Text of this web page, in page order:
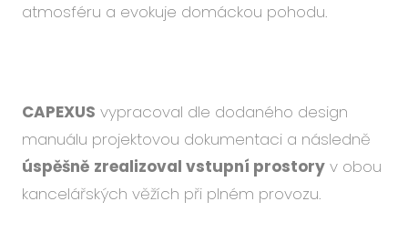
atmosféru a evokuje domáckou pohodu.
CAPEXUS vypracoval dle dodaného design
manuálu projektovou dokumentaci a následně
úspěšně zrealizoval vstupní prostory v obou
kancelářských věžích při plném provozu.